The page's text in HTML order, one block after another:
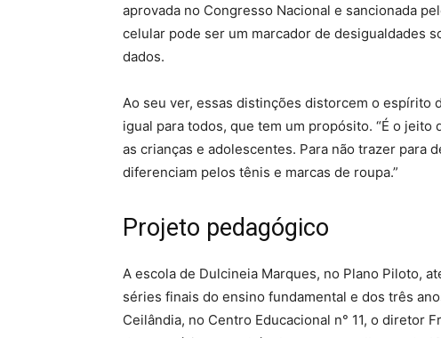
aprovada no Congresso Nacional e sancionada
celular pode ser um marcador de desigualdades
dados.
Ao seu ver, essas distinções distorcem o espírito
igual para todos, que tem um propósito. “É o
as crianças e adolescentes. Para não trazer para
diferenciam pelos tênis e marcas de roupa.”
Projeto pedagógico
A escola de Dulcineia Marques, no Plano Piloto,
séries finais do ensino fundamental e dos três
Ceilândia, no Centro Educacional n° 11, o diretor